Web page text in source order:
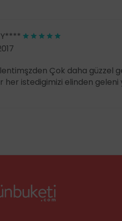
Çok daha güzzel
her istedigimizi elinden geleni